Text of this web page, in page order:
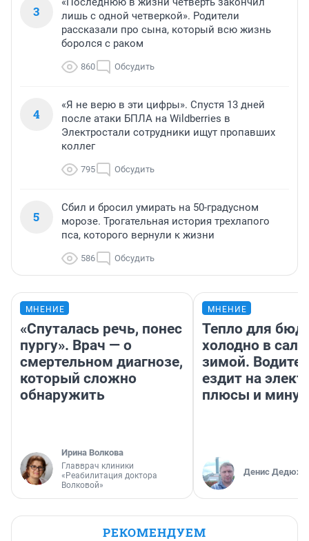
3
лишь с одной четверкой». Родители
рассказали про сына, который всю жизнь
боролся с раком
860 Обсудить
4
«Я не верю в эти цифры». Спустя 13 дней
после атаки БПЛА на Wildberries в
Электростали сотрудники ищут пропавших
коллег
795 Обсудить
5
Сбил и бросил умирать на 50-градусном
морозе. Трогательная история трехлапого
пса, которого вернули к жизни
586 Обсудить
МНЕНИЕ
«Спуталась речь, понес
пургу». Врач — о
смертельном диагнозе,
который сложно
обнаружить
Ирина Волкова
Главврач клиники
«Реабилитация доктора
Волковой»
МНЕНИЕ
Тепло для
холодно в
зимой.
ездит на
плюсы и
Денис
РЕКОМЕНДУЕМ